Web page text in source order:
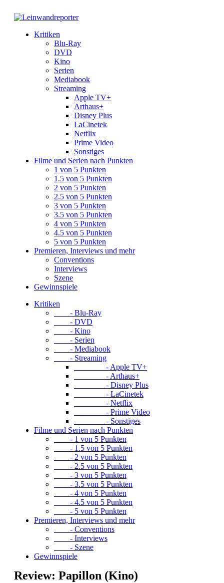
Kritiken
Blu-Ray
DVD
Kino
Serien
Mediabook
Streaming
Apple TV+
Arthaus+
Disney Plus
LaCinetek
Netflix
Prime Video
Sonstiges
Filme und Serien nach Punkten
1 von 5 Punkten
1.5 von 5 Punkten
2 von 5 Punkten
2.5 von 5 Punkten
3 von 5 Punkten
3.5 von 5 Punkten
4 von 5 Punkten
4.5 von 5 Punkten
5 von 5 Punkten
Premieren, Interviews und mehr
Conventions
Interviews
Szene
Gewinnspiele
Kritiken
- Blu-Ray
- DVD
- Kino
- Serien
- Mediabook
- Streaming
- Apple TV+
- Arthaus+
- Disney Plus
- LaCinetek
- Netflix
- Prime Video
- Sonstiges
Filme und Serien nach Punkten
- 1 von 5 Punkten
- 1.5 von 5 Punkten
- 2 von 5 Punkten
- 2.5 von 5 Punkten
- 3 von 5 Punkten
- 3.5 von 5 Punkten
- 4 von 5 Punkten
- 4.5 von 5 Punkten
- 5 von 5 Punkten
Premieren, Interviews und mehr
- Conventions
- Interviews
- Szene
Gewinnspiele
Review: Papillon (Kino)